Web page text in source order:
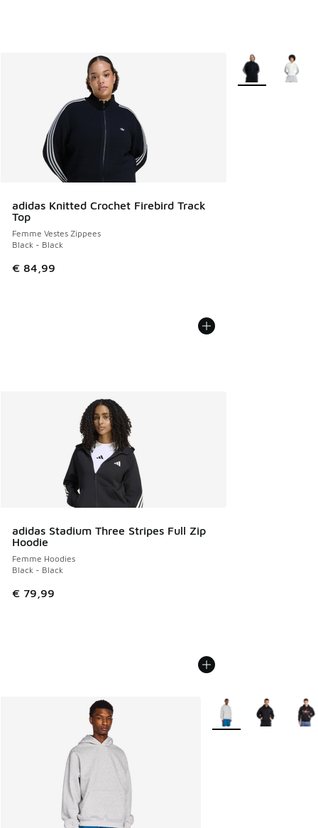
adidas Knitted Crochet Firebird Track
Top
Femme Vestes Zippees
Black - Black
€ 84,99
Plus de couleurs
adidas Stadium Three Stripes Full Zip
Hoodie
Femme Hoodies
Black - Black
€ 79,99
Plus de couleurs